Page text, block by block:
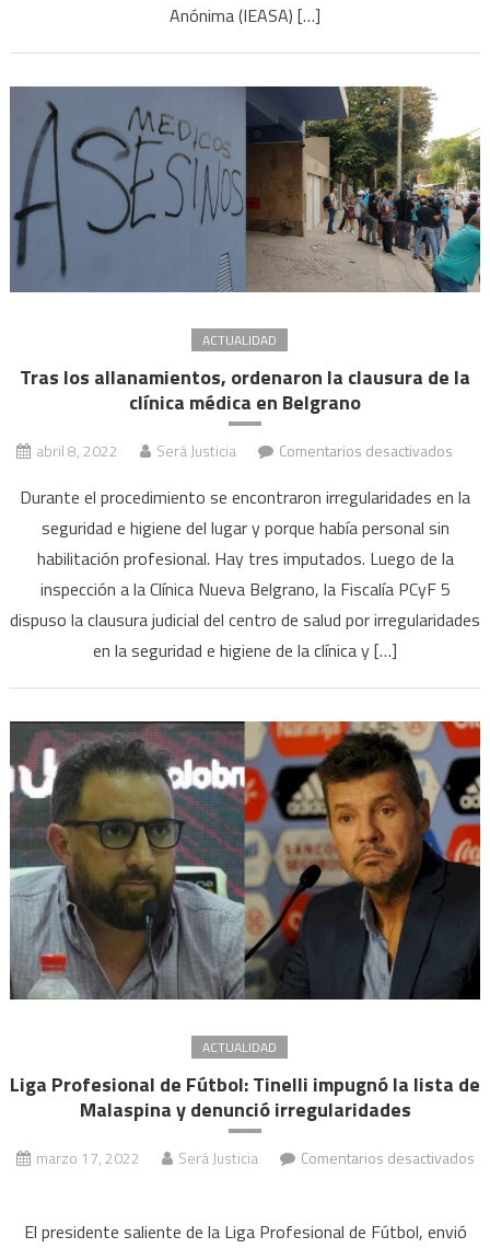
las
Anónima (IEASA) […]
ACTUALIDAD
Tras los allanamientos, ordenaron la clausura de la
clínica médica en Belgrano
abril 8, 2022 Será Justicia Comentarios desactivadosen
los
clínica
en
Durante el procedimiento se encontraron irregularidades en la
seguridad e higiene del lugar y porque había personal sin
habilitación profesional. Hay tres imputados. Luego de la
inspección a la Clínica Nueva Belgrano, la Fiscalía PCyF 5
dispuso la clausura judicial del centro de salud por irregularidades
en la seguridad e higiene de la clínica y […]
ACTUALIDAD
Liga Profesional de Fútbol: Tinelli impugnó la lista de
Malaspina y denunció irregularidades
marzo 17, 2022 Será Justicia
Comentarios desactivados
Profesional
El presidente saliente de la Liga Profesional de Fútbol, envió